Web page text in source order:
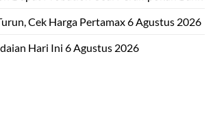
Cek Harga Pertamax 6 Agustus 2026
Hari Ini 6 Agustus 2026